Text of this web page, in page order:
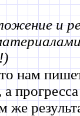
и
нам
же